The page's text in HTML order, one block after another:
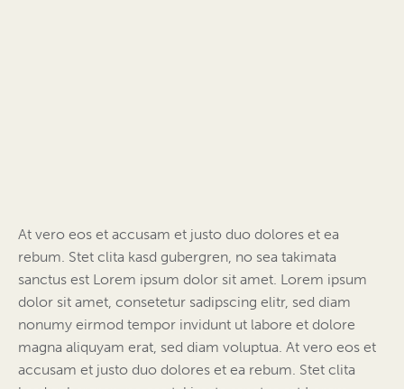
At vero eos et accusam et justo duo dolores et ea
rebum. Stet clita kasd gubergren, no sea takimata
sanctus est Lorem ipsum dolor sit amet. Lorem ipsum
dolor sit amet, consetetur sadipscing elitr, sed diam
nonumy eirmod tempor invidunt ut labore et dolore
magna aliquyam erat, sed diam voluptua. At vero eos et
accusam et justo duo dolores et ea rebum. Stet clita